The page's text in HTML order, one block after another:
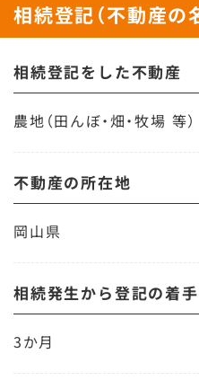
相続登記（不動産の
相続登記をした不動産
農地（田んぼ・畑・牧場 等）
不動産の所在地
岡山県
相続発生から登記の着
3か月